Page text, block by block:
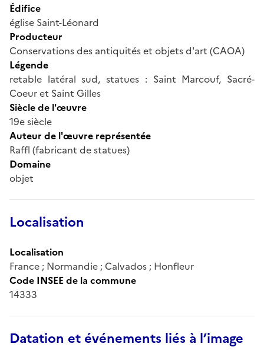
Édifice
église Saint-Léonard
Producteur
Conservations des antiquités et objets d'art (CAOA)
Légende
retable latéral sud, statues : Saint Marcouf, Sacré-
Coeur et Saint Gilles
Siècle de l'œuvre
19e siècle
Auteur de l'œuvre représentée
Raffl (fabricant de statues)
Domaine
objet
Localisation
Localisation
France ; Normandie ; Calvados ; Honfleur
Code INSEE de la commune
14333
Datation et événements liés à l’image